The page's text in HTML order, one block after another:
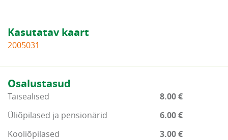
Kasutatav kaart
2005031
Osalustasud
Täisealised
8.00 €
Üliõpilased ja pensionärid
6.00 €
Kooliõpilased
3.00 €